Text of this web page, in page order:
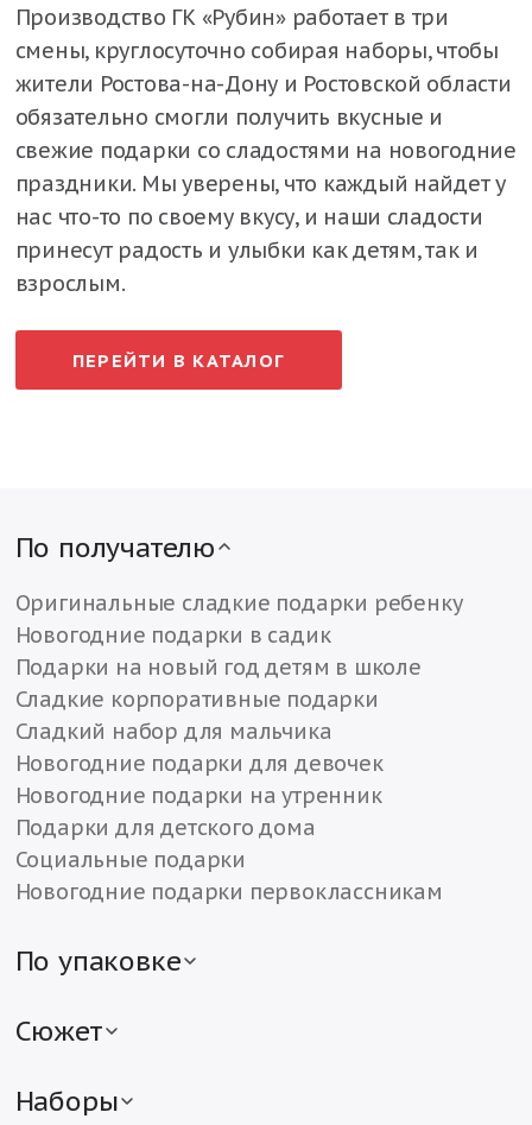
Производство ГК «Рубин» работает в три
смены, круглосуточно собирая наборы, чтобы
жители Ростова-на-Дону и Ростовской области
обязательно смогли получить вкусные и
свежие подарки со сладостями на новогодние
праздники. Мы уверены, что каждый найдет у
нас что-то по своему вкусу, и наши сладости
принесут радость и улыбки как детям, так и
взрослым.
ПЕРЕЙТИ В КАТАЛОГ
По получателю
Оригинальные сладкие подарки ребенку
Новогодние подарки в садик
Подарки на новый год детям в школе
Сладкие корпоративные подарки
Сладкий набор для мальчика
Новогодние подарки для девочек
Новогодние подарки на утренник
Подарки для детского дома
Социальные подарки
Новогодние подарки первоклассникам
По упаковке
Детские подарки в картонной упаковке
Сладкие подарки в различной упаковке
Сюжет
Мягкие сладкие подарки с игрушкой
Наборы